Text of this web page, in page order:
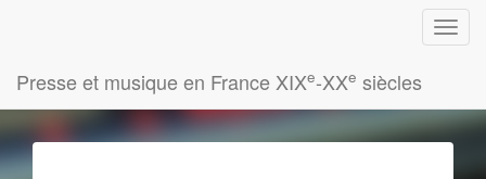
Presse et musique en France XIXe-XXe siècles